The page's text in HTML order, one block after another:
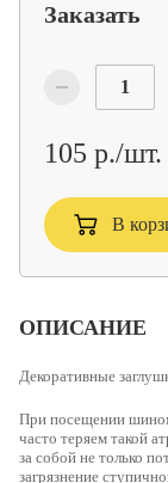
Заказать
105 р./шт.
В
ОПИСАНИЕ
Декоративные
При посещении
часто теряем такой
за собой не только
загрязнение